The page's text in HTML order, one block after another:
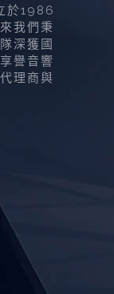
於1986
我們秉
深獲國
譽音響
理商與